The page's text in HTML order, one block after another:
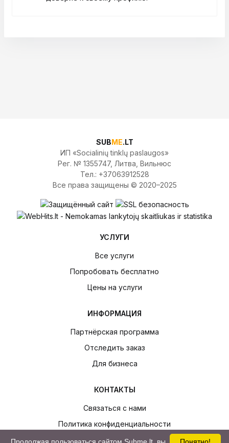
SUBME.LT
ИП «Socialinių tinklų paslaugos»
Рег. № 1355747, Литва, Вильнюс
Тел.: +37063912528
Все права защищены © 2020–2025
УСЛУГИ
Все услуги
Попробовать бесплатно
Цены на услуги
ИНФОРМАЦИЯ
Партнёрская программа
Отследить заказ
Для бизнеса
КОНТАКТЫ
Связаться с нами
Политика конфиденциальности
Условия использования